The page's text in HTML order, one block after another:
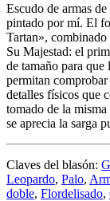
Escudo de armas
pintado por mí. El
Tartan»,
Su Majestad: el
de tamaño para
permitan
detalles físicos que
tomado de la
se aprecia la sarga
Claves del blasón:
Leopardo, Palo,
doble, Flordelisado,